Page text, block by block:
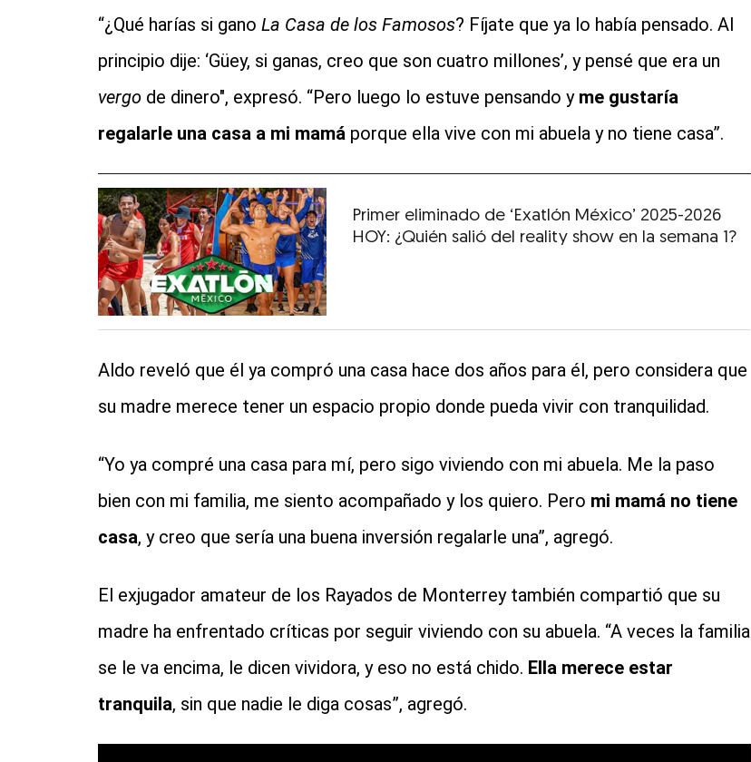
“¿Qué harías si gano La Casa de los Famosos? Fíjate que ya lo había pensado. Al
principio dije: ‘Güey, si ganas, creo que son cuatro millones’, y pensé que era un
vergo de dinero", expresó. “Pero luego lo estuve pensando y me gustaría
regalarle una casa a mi mamáporque ella vive con mi abuela y no tiene casa”.
Primer eliminado de ‘Exatlón México’ 2025-2026
HOY: ¿Quién salió del reality show en la semana 1?
Aldo reveló que él ya compró una casa hace dos años para él, pero considera que
su madre merece tener un espacio propio donde pueda vivir con tranquilidad.
“Yo ya compré una casa para mí, pero sigo viviendo con mi abuela. Me la paso
bien con mi familia, me siento acompañado y los quiero. Pero mi mamá no tiene
casa, y creo que sería una buena inversión regalarle una”, agregó.
El exjugador amateur de los Rayados de Monterrey también compartió que su
madre ha enfrentado críticas por seguir viviendo con su abuela. “A veces la familia
se le va encima, le dicen vividora, y eso no está chido. Ella merece estar
tranquila, sin que nadie le diga cosas”, agregó.